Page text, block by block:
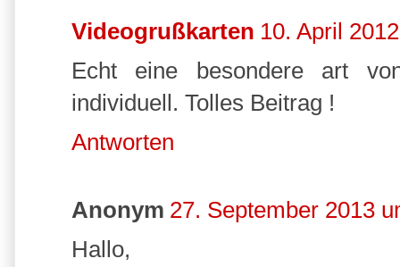
Videogrußkarten 10. April
Echt eine besondere art
individuell. Tolles Beitrag !
Antworten
Anonym 27. September 2013
Hallo,